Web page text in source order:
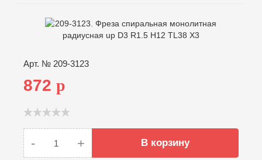
Арт. № 209-3123
872 p
- + В корзину